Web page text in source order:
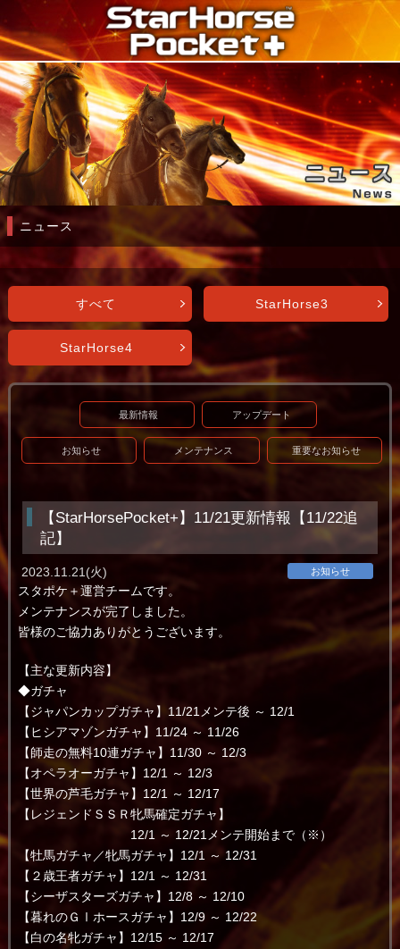
ニュース
すべて StarHorse3
StarHorse4
最新情報 アップデート
お知らせ メンテナンス 重要なお知らせ
【StarHorsePocket+】11/21更新情報【11/22追
記】
お知らせ
2023.11.21(火)
スタポケ＋運営チームです。
メンテナンスが完了しました。
皆様のご協力ありがとうございます。
【主な更新内容】
◆ガチャ
【ジャパンカップガチャ】11/21メンテ後 ～ 12/1
【ヒシアマゾンガチャ】11/24 ～ 11/26
【師走の無料10連ガチャ】11/30 ～ 12/3
【オペラオーガチャ】12/1 ～ 12/3
【世界の芦毛ガチャ】12/1 ～ 12/17
【レジェンドＳＳＲ牝馬確定ガチャ】
12/1 ～ 12/21メンテ開始まで（※）
【牡馬ガチャ／牝馬ガチャ】12/1 ～ 12/31
【２歳王者ガチャ】12/1 ～ 12/31
【シーザスターズガチャ】12/8 ～ 12/10
【暮れのＧⅠホースガチャ】12/9 ～ 12/22
【白の名牝ガチャ】12/15 ～ 12/17